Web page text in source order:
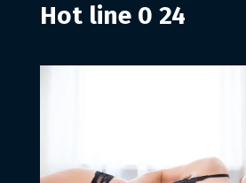
Hot line 0 24